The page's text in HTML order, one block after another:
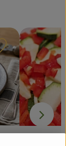
Rezept zu